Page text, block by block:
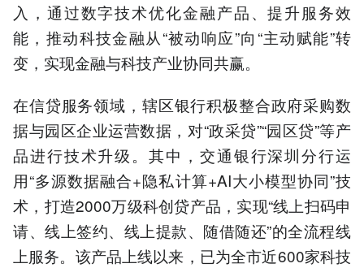
入，通过数字技术优化金融产品、提升服务效
能，推动科技金融从“被动响应”向“主动赋能”转
变，实现金融与科技产业协同共赢。
在信贷服务领域，辖区银行积极整合政府采购数
据与园区企业运营数据，对“政采贷”“园区贷”等产
品进行技术升级。其中，交通银行深圳分行运
用“多源数据融合+隐私计算+AI大小模型协同”技
术，打造2000万级科创贷产品，实现“线上扫码申
请、线上签约、线上提款、随借随还”的全流程线
上服务。该产品上线以来，已为全市近600家科技